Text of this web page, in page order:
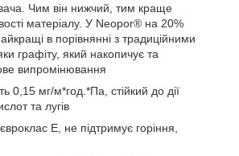
Чим він нижчий, тим краще
матеріалу. У Neopor® на 20%
в порівнянні з традиційними
графіту, який накопичує та
випромінювання
0,15 мг/м*год.*Па, стійкий до дії
та лугів
євроклас Е, не підтримує горіння,